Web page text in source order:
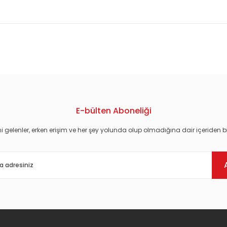
E-bülten Aboneliği
gelenler, erken erişim ve her şey yolunda olup olmadığına dair içeriden